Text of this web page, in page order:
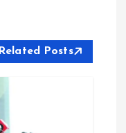
م
Related Posts